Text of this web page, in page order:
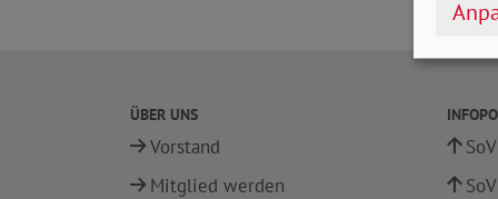
ÜBER UNS
Vorstand
Mitglied werden